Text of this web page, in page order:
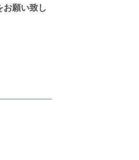
願い致し